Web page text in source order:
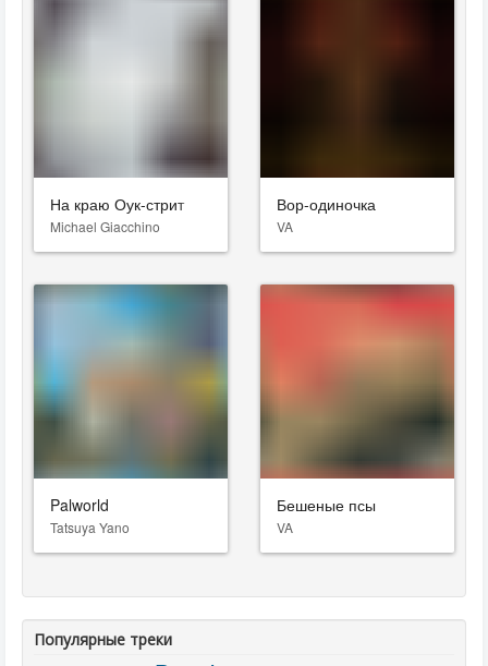
На краю Оук-стрит
Michael Giacchino
Вор-одиночка
VA
Palworld
Tatsuya Yano
Бешеные псы
VA
Популярные треки